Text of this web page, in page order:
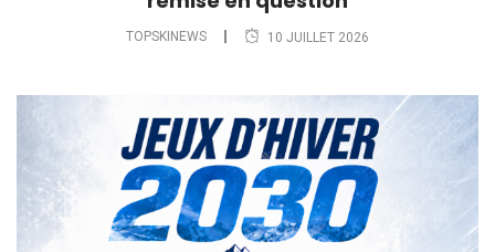
TOPSKINEWS 10 JUILLET 2026